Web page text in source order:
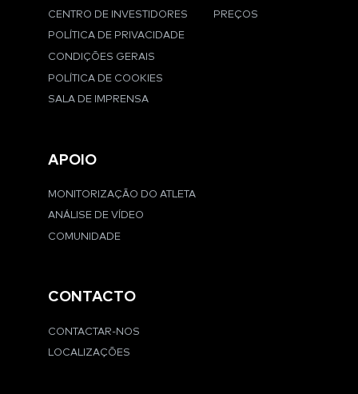
CENTRO DE INVESTIDORES
POLÍTICA DE PRIVACIDADE
CONDIÇÕES GERAIS
POLÍTICA DE COOKIES
SALA DE IMPRENSA
PREÇOS
APOIO
MONITORIZAÇÃO DO ATLETA
ANÁLISE DE VÍDEO
COMUNIDADE
CONTACTO
CONTACTAR-NOS
LOCALIZAÇÕES